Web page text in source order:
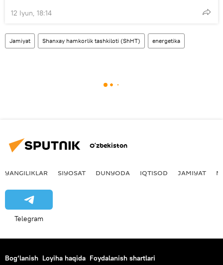
12 Iyun, 18:14
Jamiyat Shanxay hamkorlik tashkiloti (ShHT) energetika
O‘zbekiston
YANGILIKLAR SIYOSAT DUNYODA IQTISOD JAMIYAT
Telegram
Bog‘lanish Loyiha haqida Foydalanish shartlari